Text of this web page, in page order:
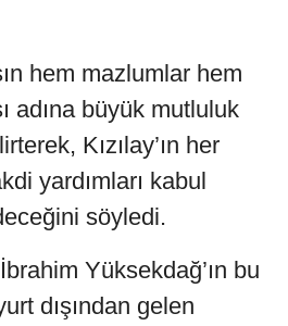
hem mazlumlar hem
adına büyük mutluluk
Kızılay’ın her
yardımları kabul
söyledi.
Yüksekdağ’ın bu
dışından gelen